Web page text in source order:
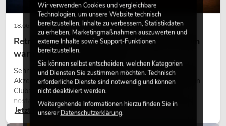
18.06.2026
Retro-Licht im modernen Lichtdesign: Warum
warmes Licht wieder wirkt
Sehr warmes Licht, sichtbare Leuchtflächen und farbige
Akzente prägen viele aktuelle Lichtdesigns auf Bühnen, in
Clubs und bei Events. Retro-Licht ist dabei kein rein
nostalgischer Effekt, sondern ein bewusst eingesetztes
Gestaltungsmittel: Es schafft Atmosphäre, gibt Szenen
Charakter und kann technische LED-Setups emotionaler
Jetzt lesen
Wir verwenden Cookies und vergleichbare
Technologien, um unsere Website technisch
bereitzustellen, Inhalte zu verbessern, Statistikdaten
zu erheben, Marketingmaßnahmen auszuwerten und
externe Inhalte sowie Support-Funktionen
bereitzustellen.
Sie können selbst entscheiden, welchen Kategorien
und Diensten Sie zustimmen möchten. Technisch
erforderliche Dienste sind notwendig und können
nicht deaktiviert werden.
Weitergehende Informationen hierzu finden Sie in
unsererDatenschutzerklärung.